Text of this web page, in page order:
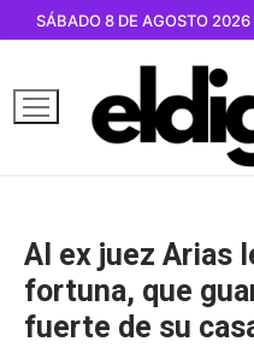
contenido
SÁBADO 8 DE AGOSTO 2026
Al ex juez Arias
fortuna, que
fuerte de su